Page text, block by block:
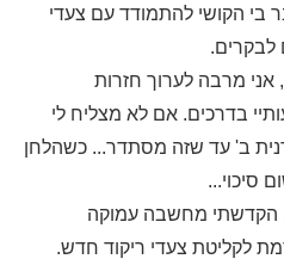
בי הקושי להתמודד עם צעדי
לבקרים.
אני מרבה לערוך חזרות
בדרכים. אם לא מצליח לי
ב' עד שזה מסתדר... כשהלחן
סיכוי...
הקדשתי מחשבה עמוקה
לקליטת צעדי ריקוד חדש.